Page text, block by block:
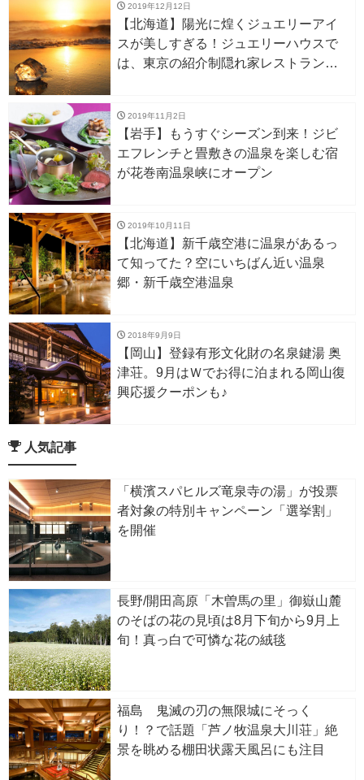
2019年12月12日
【北海道】陽光に煌くジュエリーアイ
スが美しすぎる！ジュエリーハウスで
は、東京の紹介制隠れ家レストランの
2019年11月2日
【岩手】もうすぐシーズン到来！ジビ
エフレンチと畳敷きの温泉を楽しむ宿
が花巻南温泉峡にオープン
2019年10月11日
【北海道】新千歳空港に温泉があるっ
て知ってた？空にいちばん近い温泉
郷・新千歳空港温泉
2018年9月9日
【岡山】登録有形文化財の名泉鍵湯 奥
津荘。9月はＷでお得に泊まれる岡山復
興応援クーポンも♪
人気記事
「横濱スパヒルズ竜泉寺の湯」が投票
者対象の特別キャンペーン「選挙割」
を開催
長野/開田高原「木曽馬の里」御嶽山麓
のそばの花の見頃は8月下旬から9月上
旬！真っ白で可憐な花の絨毯
福島 鬼滅の刃の無限城にそっく
り！？で話題「芦ノ牧温泉大川荘」絶
景を眺める棚田状露天風呂にも注目